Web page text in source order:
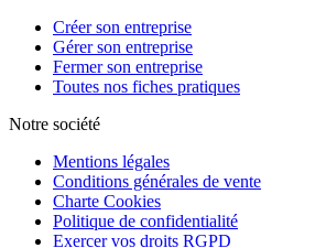
Créer son entreprise
Gérer son entreprise
Fermer son entreprise
Toutes nos fiches pratiques
Notre société
Mentions légales
Conditions générales de vente
Charte Cookies
Politique de confidentialité
Exercer vos droits RGPD